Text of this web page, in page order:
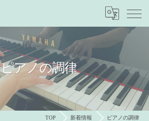
ピアノの調律
TOP 新着情報 ピアノの調律